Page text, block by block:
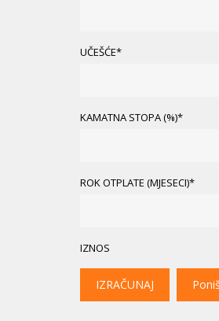
UČEŠĆE*
KAMATNA STOPA (%)*
ROK OTPLATE (MJESECI)*
IZNOS
IZRAČUNAJ